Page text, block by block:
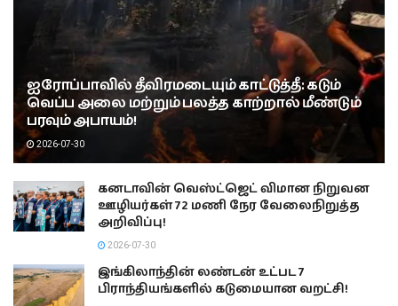
ஐரோப்பாவில் தீவிரமடையும் காட்டுத்தீ: கடும்
வெப்ப அலை மற்றும் பலத்த காற்றால் மீண்டும்
பரவும் அபாயம்!
2026-07-30
கனடாவின் வெஸ்ட்ஜெட் விமான நிறுவன
ஊழியர்கள் 72 மணி நேர வேலைநிறுத்த
அறிவிப்பு!
2026-07-30
இங்கிலாந்தின் லண்டன் உட்பட 7
பிராந்தியங்களில் கடுமையான வறட்சி!